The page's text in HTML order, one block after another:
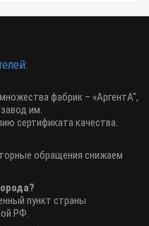
фабрик – «АргентА",
им.
сертификата качества.
обращения снижаем
пункт страны
РФ.